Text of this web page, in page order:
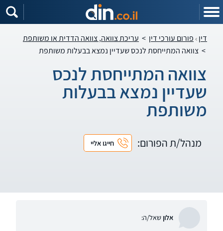
דין פורום עורכי דין > עריכת צוואה, צוואה הדדית או משותפת
> צוואה המתייחסת לנכס שעדיין נמצא בבעלות משותפת
צוואה המתייחסת לנכס
שעדיין נמצא בבעלות
משותפת
מנהל/ת הפורום: חייגו אליי
אלוןשאל/ה: